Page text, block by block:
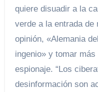
quiere disuadir a la
verde a la entrada de
opinión, «Alemania
ingenio» y tomar
espionaje. “Los
desinformación son